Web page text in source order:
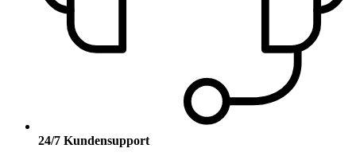
24/7 Kundensupport